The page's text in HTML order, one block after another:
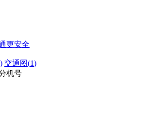
更安全
) 交通图(1)
机号